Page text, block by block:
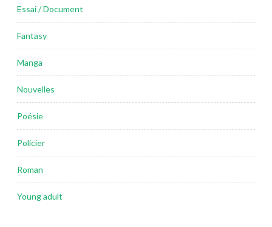
Essai / Document
Fantasy
Manga
Nouvelles
Poésie
Policier
Roman
Young adult